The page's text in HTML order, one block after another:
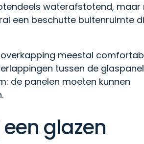
waterafstotend, maar
een beschutte buitenruimte
meestal
tussen de
de panelen moeten kunnen
glazen